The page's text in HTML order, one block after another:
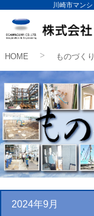
川崎市マン
HOME >ものづく
2024年9月